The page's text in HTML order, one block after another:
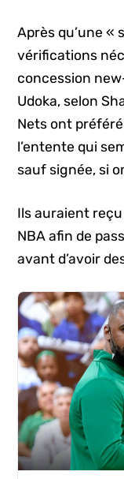
Après qu’une «
vérifications
concession
Udoka, selon
Nets ont préféré
l’entente qui
sauf signée, si
Ils auraient
NBA afin de
avant d’avoir